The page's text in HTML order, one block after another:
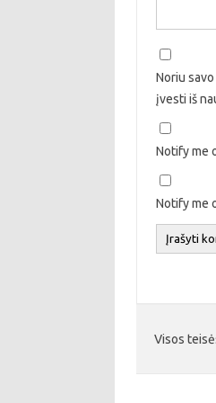
Noriu
įvesti iš
Notify me
Notify me
Visos